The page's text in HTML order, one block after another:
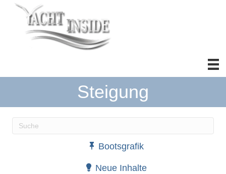
Steigung
Wenn die Ergebnisse der automatischen
Bootsgrafik
Neue Inhalte